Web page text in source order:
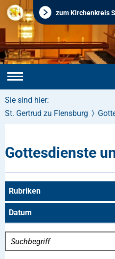
zum Kirchenkreis
Sie sind hier:
St. Gertrud zu Flensburg
Gottesdienste
Rubriken
Datum